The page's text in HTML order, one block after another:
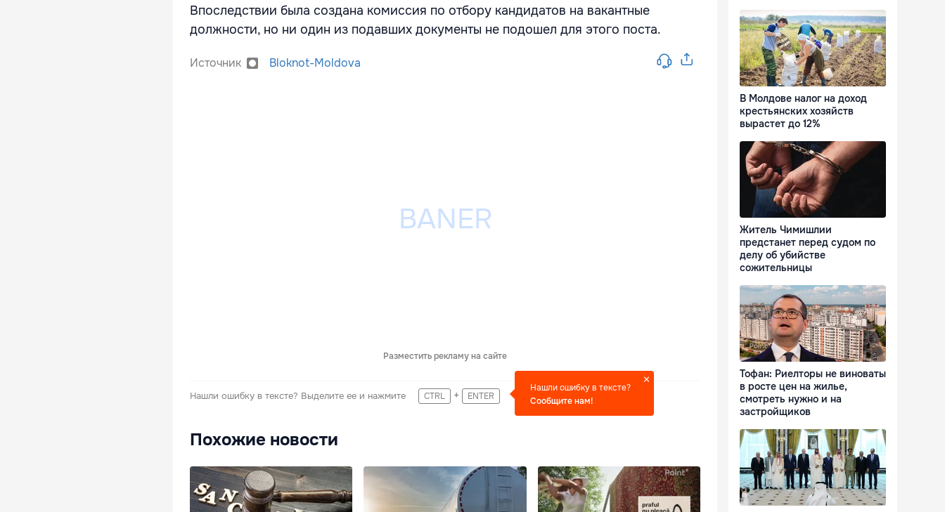
Впоследствии была создана комиссия по отбору кандидатов на вакантные
должности, но ни один из подавших документы не подошел для этого поста.
Источник Bloknot-Moldova
Разместить рекламу на сайте
Нашли ошибку в тексте? Выделите ее и нажмите CTRL + ENTER
Нашли ошибку в тексте?
Сообщите нам!
Похожие новости
В Молдове налог на доход
крестьянских хозяйств
вырастет до 12%
Житель Чимишлии
предстанет перед судом по
делу об убийстве
сожительницы
Тофан: Риелторы не виноваты
в росте цен на жилье,
смотреть нужно и на
застройщиков